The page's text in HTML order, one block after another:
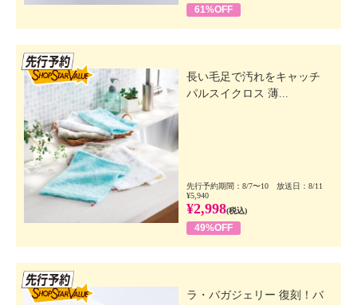
61%OFF
長い毛足で汚れをキャッチ
パルスイクロス 薄...
先行予約期間：8/7〜10 放送日：8/11
¥5,940
¥2,998(税込)
49%OFF
ラ・バガジェリー 復刻！バ